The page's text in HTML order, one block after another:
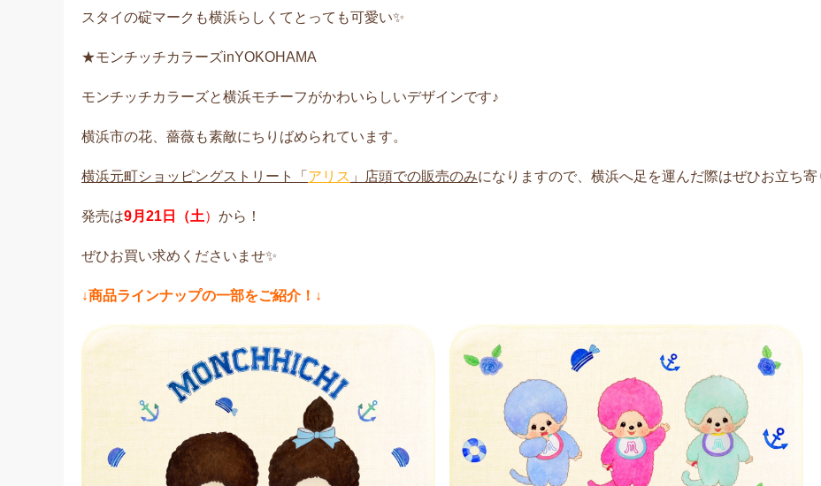
スタイの碇マークも横浜らしくてとっても可愛い✨
★モンチッチカラーズinYOKOHAMA
モンチッチカラーズと横浜モチーフがかわいらしいデザインです♪
横浜市の花、薔薇も素敵にちりばめられています。
横浜元町ショッピングストリート「 アリス 」店頭での販売のみになりますので、横浜へ足を運んだ際はぜひお立ち
発売は9月21日（土） から！
ぜひお買い求めくださいませ✨
↓商品ラインナップの一部をご紹介！↓